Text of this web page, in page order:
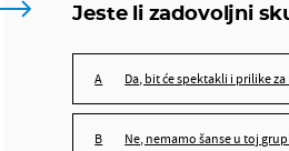
Jeste li zadovoljni
da, bit će spektakli i prilike
ne, nemamo šanse u toj grupi